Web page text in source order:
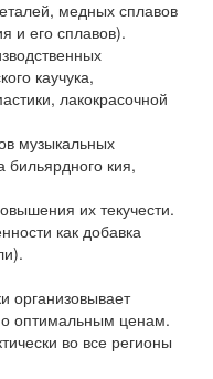
медных сплавов
и его сплавов).
каучука,
лакокрасочной
музыкальных
бильярдного кия,
их текучести.
как добавка
организовывает
оптимальным ценам.
во все регионы